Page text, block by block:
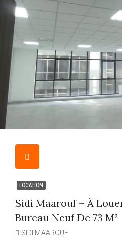
LOCATION
Sidi Maarouf – À
Bureau Neuf De 73 M²
SIDI MAAROUF